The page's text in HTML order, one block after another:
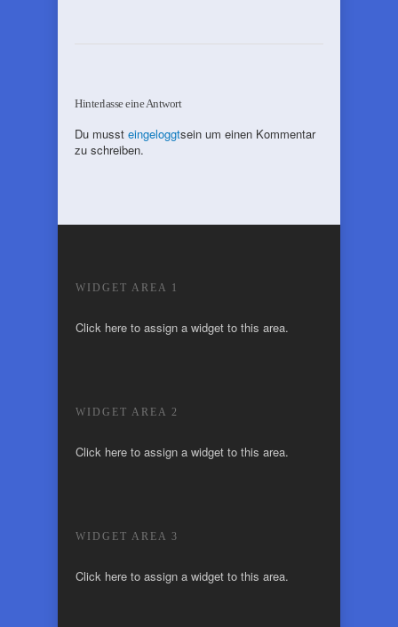
Hinterlasse eine Antwort
Du musst eingeloggtsein um einen Kommentar
zu schreiben.
WIDGET AREA 1
Click here to assign a widget to this area.
WIDGET AREA 2
Click here to assign a widget to this area.
WIDGET AREA 3
Click here to assign a widget to this area.